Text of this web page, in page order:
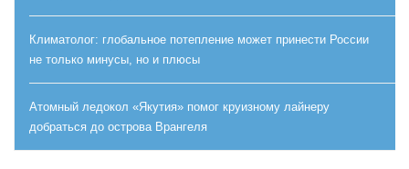
Климатолог: глобальное потепление может принести России
не только минусы, но и плюсы
Атомный ледокол «Якутия» помог круизному лайнеру
добраться до острова Врангеля